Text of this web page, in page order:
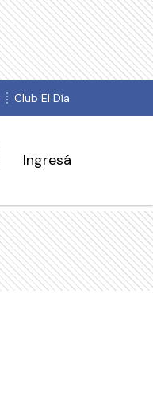
Club El Día
Ingresá